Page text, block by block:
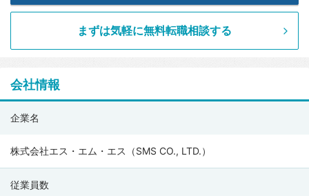
まずは気軽に無料転職相談する
会社情報
社
企業名
株式会社エス・エム・エス（SMS CO., LTD.）
従業員数